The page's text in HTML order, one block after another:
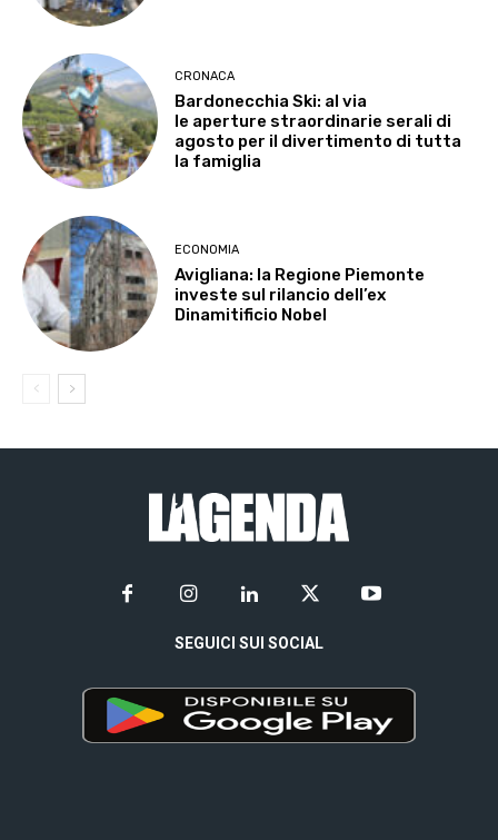
CRONACA
Bardonecchia Ski: al via
le aperture straordinarie serali di
agosto per il divertimento di tutta
la famiglia
ECONOMIA
Avigliana: la Regione Piemonte
investe sul rilancio dell’ex
Dinamitificio Nobel
SEGUICI SUI SOCIAL